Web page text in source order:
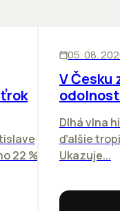
22 %
05. 08.
V Česku
Dlhá vlna
ďalšie
Ukazuje...